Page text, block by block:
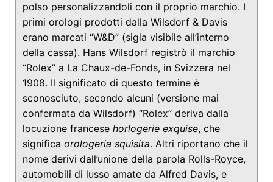
polso personalizzandoli con il proprio marchio. I
primi orologi prodotti dalla Wilsdorf & Davis
erano marcati “W&D” (sigla visibile all’interno
della cassa). Hans Wilsdorf registrò il marchio
“Rolex” a La Chaux-de-Fonds, in Svizzera nel
1908. Il significato di questo termine è
sconosciuto, secondo alcuni (versione mai
confermata da Wilsdorf) “Rolex” deriva dalla
locuzione francese horlogerie exquise, che
significa orologeria squisita. Altri riportano che il
nome derivi dall’unione della parola Rolls-Royce,
automobili di lusso amate da Alfred Davis, e